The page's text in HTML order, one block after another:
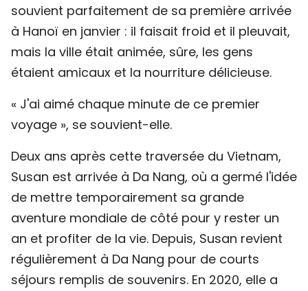
souvient parfaitement de sa première arrivée
à Hanoï en janvier : il faisait froid et il pleuvait,
mais la ville était animée, sûre, les gens
étaient amicaux et la nourriture délicieuse.
« J'ai aimé chaque minute de ce premier
voyage », se souvient-elle.
Deux ans après cette traversée du Vietnam,
Susan est arrivée à Da Nang, où a germé l'idée
de mettre temporairement sa grande
aventure mondiale de côté pour y rester un
an et profiter de la vie. Depuis, Susan revient
régulièrement à Da Nang pour de courts
séjours remplis de souvenirs. En 2020, elle a